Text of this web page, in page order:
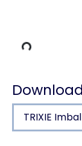
TRIXIE